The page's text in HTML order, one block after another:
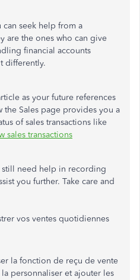
can seek help from a
are the ones who can give
financial accounts
differently.
as your future references
the Sales page provides you a
of sales transactions like
sales transactions
need help in recording
you further. Take care and
vos ventes quotidiennes
la fonction de reçu de vente
personnaliser et ajouter les